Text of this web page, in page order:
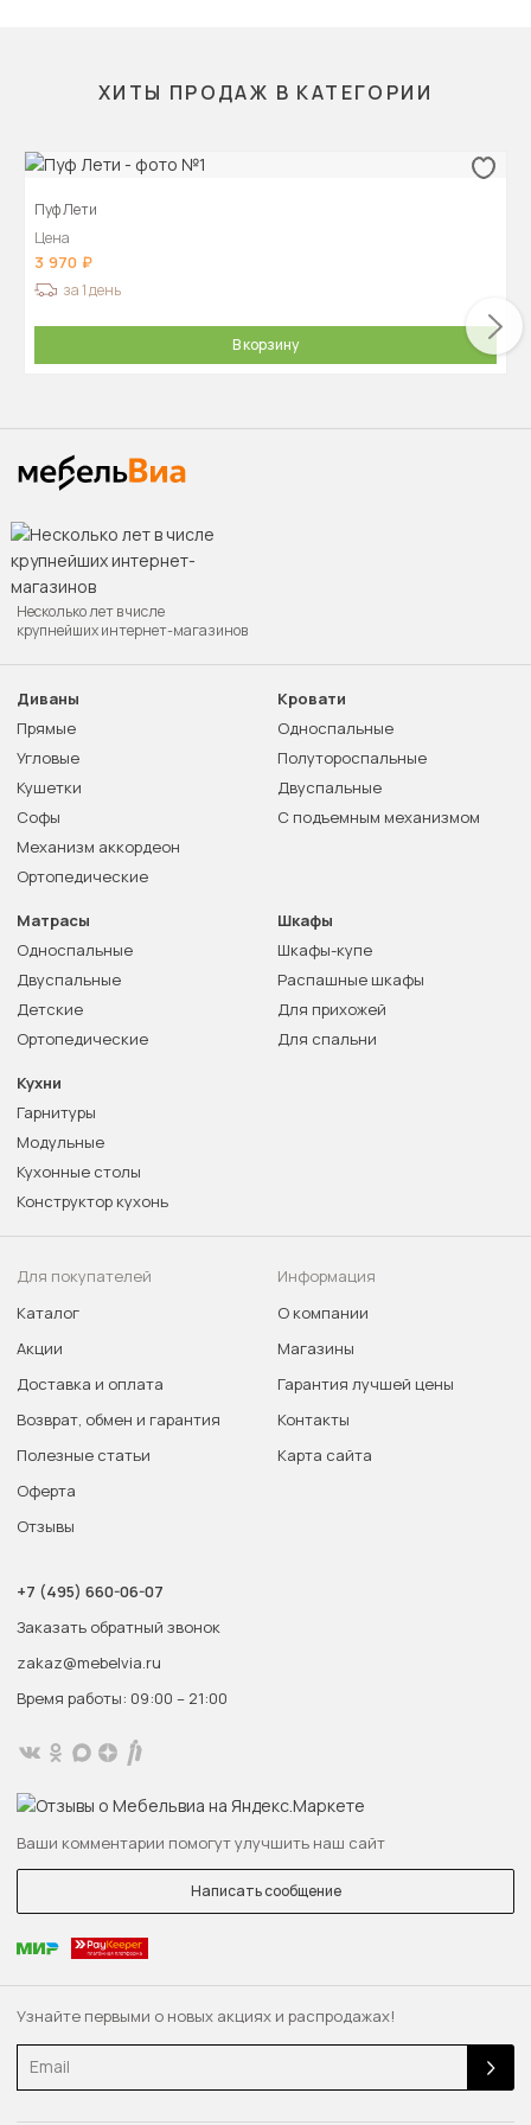
ХИТЫ ПРОДАЖ В КАТЕГОРИИ
Пуф Лети
Цена
3 970
за 1 день
В корзину
Узнайте первыми о новых акциях и распродажах!
Email
Несколько лет в числе
крупнейших интернет-магазинов
Диваны
Прямые
Угловые
Кушетки
Софы
Механизм аккордеон
Ортопедические
Кровати
Односпальные
Полутороспальные
Двуспальные
С подъемным механизмом
Матрасы
Односпальные
Двуспальные
Детские
Ортопедические
Шкафы
Шкафы-купе
Распашные шкафы
Для прихожей
Для спальни
Кухни
Гарнитуры
Модульные
Кухонные столы
Конструктор кухонь
Для покупателей
Каталог
Акции
Доставка и оплата
Возврат, обмен и гарантия
Полезные статьи
Оферта
Отзывы
Информация
О компании
Магазины
Гарантия лучшей цены
Контакты
Карта сайта
+7 (495) 660-06-07
Заказать обратный звонок
zakaz@mebelvia.ru
Время работы: 09:00 – 21:00
Ваши комментарии помогут улучшить наш сайт
Написать сообщение